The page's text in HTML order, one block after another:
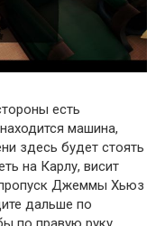
есть
машина,
здесь будет стоять
на Карлу, висит
пропуск Джеммы Хьюз
дальше по